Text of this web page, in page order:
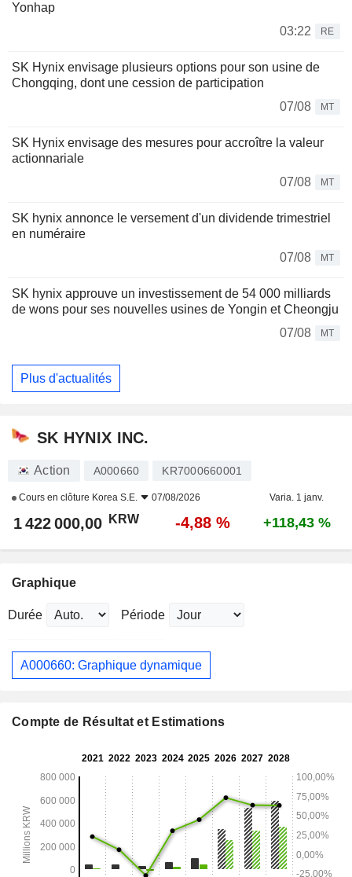
Yonhap
03:22
RE
SK Hynix envisage plusieurs options pour son usine de
Chongqing, dont une cession de participation
07/08
MT
SK Hynix envisage des mesures pour accroître la valeur
actionnariale
07/08
MT
SK hynix annonce le versement d'un dividende trimestriel
en numéraire
07/08
MT
SK hynix approuve un investissement de 54 000 milliards
de wons pour ses nouvelles usines de Yongin et Cheongju
07/08
MT
Plus d'actualités
SK HYNIX INC.
Action A000660 KR7000660001
Cours en clôture Korea S.E. 07/08/2026 Varia. 1 janv.
1 422 000,00 KRW -4,88 % +118,43 %
Graphique
Durée Période
A000660: Graphique dynamique
Compte de Résultat et Estimations